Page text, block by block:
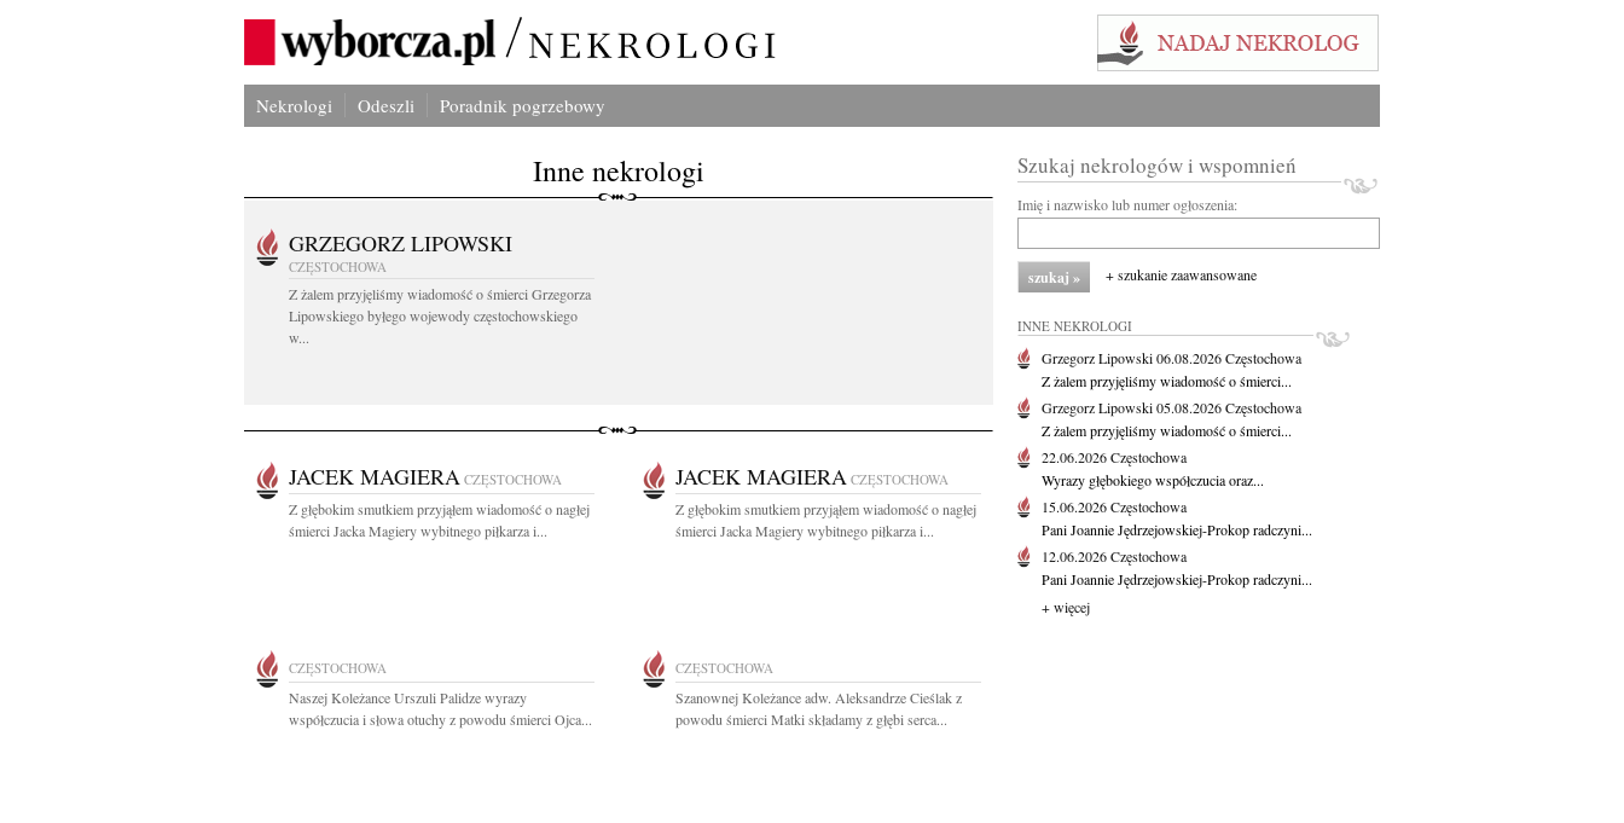
Nekrologi Odeszli Poradnik pogrzebowy
Inne nekrologi
GRZEGORZ LIPOWSKI
CZĘSTOCHOWA
Z żalem przyjęliśmy wiadomość o śmierci Grzegorza
Lipowskiego byłego wojewody częstochowskiego
w...
JACEK MAGIERA CZĘSTOCHOWA
Z głębokim smutkiem przyjąłem wiadomość o nagłej
śmierci Jacka Magiery wybitnego piłkarza i...
JACEK MAGIERA CZĘSTOCHOWA
Z głębokim smutkiem przyjąłem wiadomość o nagłej
śmierci Jacka Magiery wybitnego piłkarza i...
CZĘSTOCHOWA
Naszej Koleżance Urszuli Palidze wyrazy
współczucia i słowa otuchy z powodu śmierci Ojca...
CZĘSTOCHOWA
Szanownej Koleżance adw. Aleksandrze Cieślak z
powodu śmierci Matki składamy z głębi serca...
Szukaj nekrologów i wspomnień
Imię i nazwisko lub numer ogłoszenia:
+ szukanie zaawansowane
INNE NEKROLOGI
Grzegorz Lipowski06.08.2026Częstochowa
Z żalem przyjęliśmy wiadomość o śmierci...
Grzegorz Lipowski05.08.2026Częstochowa
Z żalem przyjęliśmy wiadomość o śmierci...
22.06.2026Częstochowa
Wyrazy głębokiego współczucia oraz...
15.06.2026Częstochowa
Pani Joannie Jędrzejowskiej-Prokop radczyni...
12.06.2026Częstochowa
Pani Joannie Jędrzejowskiej-Prokop radczyni...
+ więcej